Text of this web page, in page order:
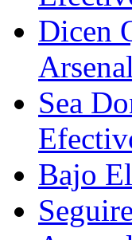
Dicen
Sea
Bajo